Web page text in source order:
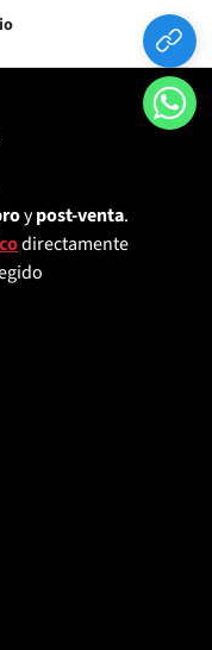
ypost-venta.
directamente